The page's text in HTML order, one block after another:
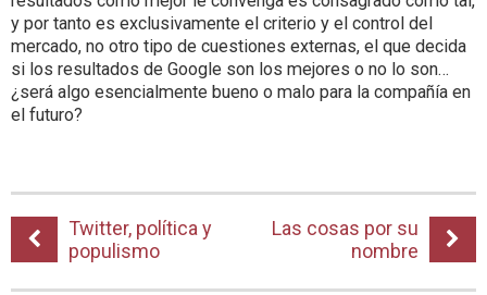
y por tanto es exclusivamente el criterio y el control del
mercado, no otro tipo de cuestiones externas, el que decida
si los resultados de Google son los mejores o no lo son…
¿será algo esencialmente bueno o malo para la compañía en
el futuro?
Twitter, política y
populismo
Las cosas por su
nombre